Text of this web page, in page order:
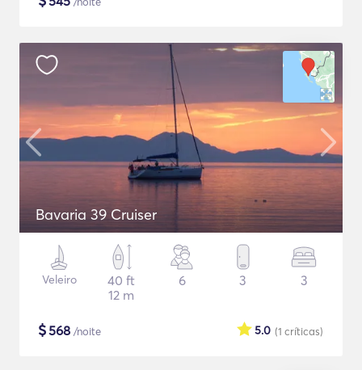
Bavaria 39 Cruiser
Veleiro
40 ft
12 m
6 3 3
$568 /noite (1 críticas)
5.0